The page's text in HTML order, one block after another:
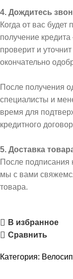
4. Дождитесь
Когда от вас
получение
проверит и
окончательно
После получения
специалисты и
время для
кредитного
5. Доставка
После подписания
мы с вами
товара.
В избранное
Сравнить
Категория: